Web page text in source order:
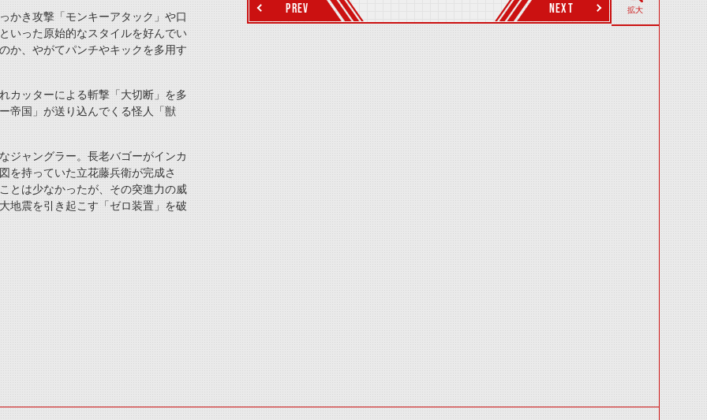
かき攻撃「モンキーアタック」や口
いった原始的なスタイルを好んでい
か、やがてパンチやキックを多用す
カッターによる斬撃「大切断」を多
帝国」が送り込んでくる怪人「獣
ジャングラー。長老バゴーがインカ
を持っていた立花藤兵衛が完成さ
とは少なかったが、その突進力の威
地震を引き起こす「ゼロ装置」を破
PREV NEXT 拡大